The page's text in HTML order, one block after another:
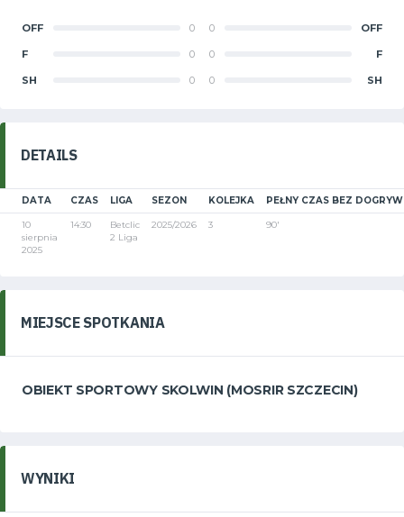
OFF 0
F 0
SH 0
0 OFF
0 F
0 SH
DETAILS
DATA CZAS LIGA SEZON KOLEJKA PEŁNY CZAS BEZ
10
sierpnia
2025
14:30
Betclic
2 Liga
2025/2026 3 90'
MIEJSCE SPOTKANIA
OBIEKT SPORTOWY SKOLWIN (MOSRIR SZCZECIN)
WYNIKI